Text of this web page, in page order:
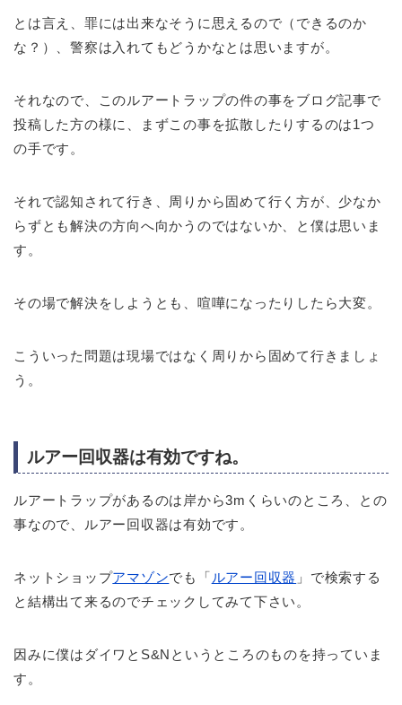
とは言え、罪には出来なそうに思えるので（できるのか
な？）、警察は入れてもどうかなとは思いますが。
それなので、このルアートラップの件の事をブログ記事で
投稿した方の様に、まずこの事を拡散したりするのは1つ
の手です。
それで認知されて行き、周りから固めて行く方が、少なか
らずとも解決の方向へ向かうのではないか、と僕は思いま
す。
その場で解決をしようとも、喧嘩になったりしたら大変。
こういった問題は現場ではなく周りから固めて行きましょ
う。
ルアー回収器は有効ですね。
ルアートラップがあるのは岸から3mくらいのところ、との
事なので、ルアー回収器は有効です。
ネットショップアマゾンでも「 ルアー回収器 」で検索する
と結構出て来るのでチェックしてみて下さい。
因みに僕はダイワとS&Nというところのものを持っていま
す。